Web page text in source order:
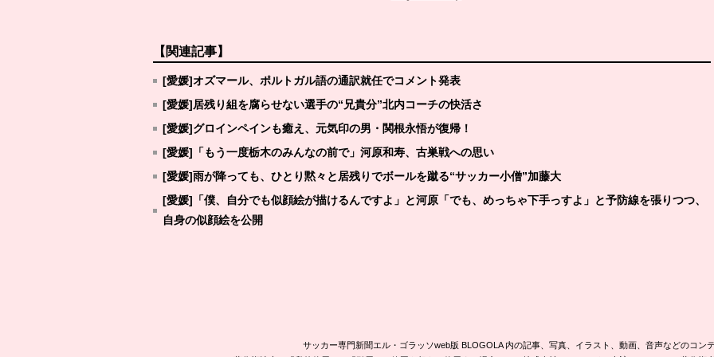
【関連記事】
[愛媛]オズマール、ポルトガル語の通訳就任でコメント発表
[愛媛]居残り組を腐らせない選手の“兄貴分”北内コーチの快活さ
[愛媛]グロインペインも癒え、元気印の男・関根永悟が復帰！
[愛媛]「もう一度栃木のみんなの前で」河原和寿、古巣戦への思い
[愛媛]雨が降っても、ひとり黙々と居残りでボールを蹴る“サッカー小僧”加藤大
[愛媛]「僕、自分でも似顔絵が描けるんですよ」と河原「でも、めっちゃ下手っすよ」と予防線を張りつつ、
自身の似顔絵を公開
サッカー専門新聞エル・ゴラッソweb版 BLOGOLA 内の記事、写真、イラスト、動画、音声などのコン